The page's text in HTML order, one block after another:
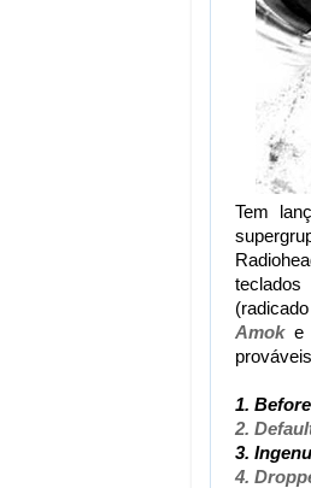
Tem
Amok e
1.
2.
3.
4.